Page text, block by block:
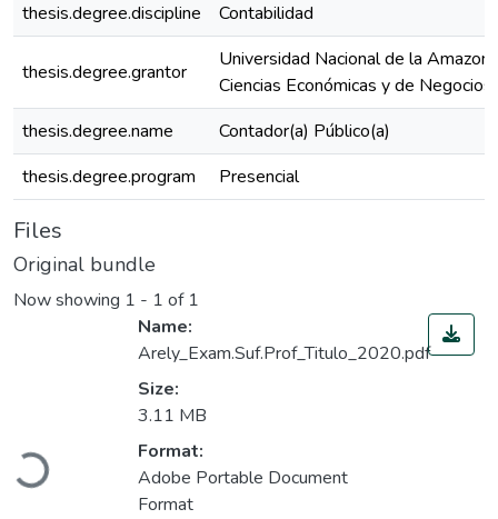
thesis.degree.discipline
Contabilidad
thesis.degree.grantor
Universidad Nacional de la
Ciencias Económicas y de Negocios
thesis.degree.name
Contador(a) Público(a)
thesis.degree.program
Presencial
Files
Original bundle
Now showing 1 - 1 of 1
Loading...
Name:
Arely_Exam.Suf.Prof_Titulo_2020.pdf
Size:
3.11 MB
Format:
Adobe Portable Document
Format